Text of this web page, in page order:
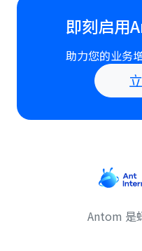
即刻启用
助力您的业务
Antom 是